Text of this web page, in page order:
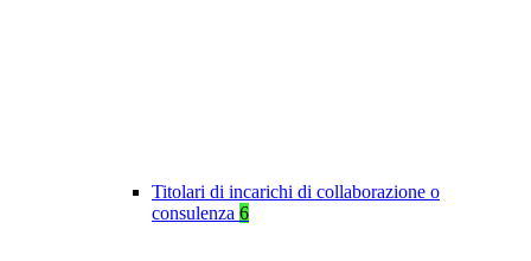
Titolari di incarichi di collaborazione o
consulenza 6